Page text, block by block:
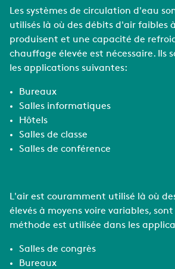
Les systèmes de circulation d'eau
utilisés là où des débits d'air faibles
produisent et une capacité de
chauffage élevée est nécessaire. Ils
les applications suivantes:
Bureaux
Salles informatiques
Hôtels
Salles de classe
Salles de conférence
L'air est couramment utilisé là où
élevés à moyens voire variables,
méthode est utilisée dans les
Salles de congrès
Bureaux